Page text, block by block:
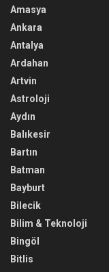
Amasya
Ankara
Antalya
Ardahan
Artvin
Astroloji
Aydın
Balıkesir
Bartın
Batman
Bayburt
Bilecik
Bilim & Teknoloji
Bingöl
Bitlis